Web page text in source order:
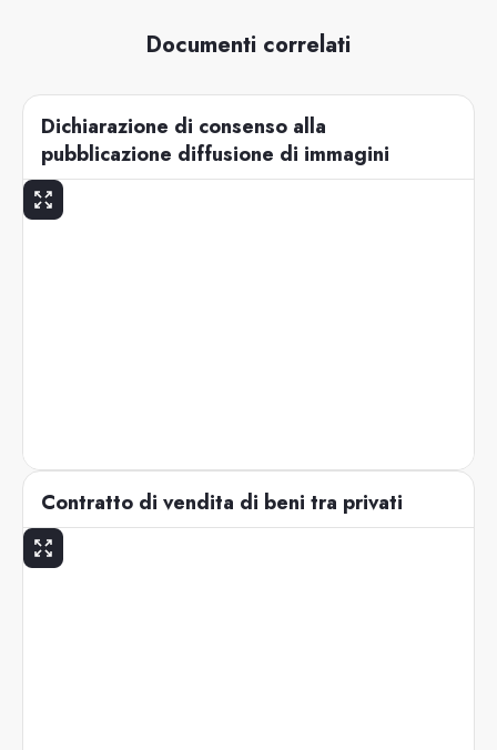
Documenti correlati
Dichiarazione di consenso alla
pubblicazione diffusione di immagini
Contratto di vendita di beni tra privati